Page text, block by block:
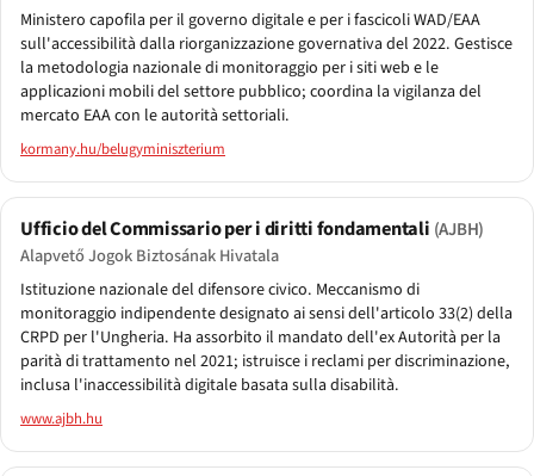
Ministero capofila per il governo digitale e per i fascicoli WAD/EAA
sull'accessibilità dalla riorganizzazione governativa del 2022. Gestisce
la metodologia nazionale di monitoraggio per i siti web e le
applicazioni mobili del settore pubblico; coordina la vigilanza del
mercato EAA con le autorità settoriali.
kormany.hu/belugyminiszterium
Ufficio del Commissario per i diritti fondamentali (AJBH)
Alapvető Jogok Biztosának Hivatala
Istituzione nazionale del difensore civico. Meccanismo di
monitoraggio indipendente designato ai sensi dell'articolo 33(2) della
CRPD per l'Ungheria. Ha assorbito il mandato dell'ex Autorità per la
parità di trattamento nel 2021; istruisce i reclami per discriminazione,
inclusa l'inaccessibilità digitale basata sulla disabilità.
www.ajbh.hu